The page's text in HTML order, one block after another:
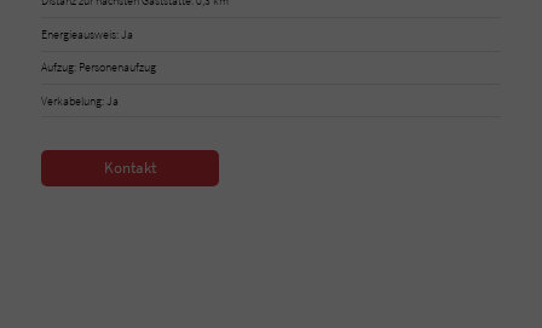
Energieausweis: Ja
Aufzug: Personenaufzug
Verkabelung: Ja
Kontakt